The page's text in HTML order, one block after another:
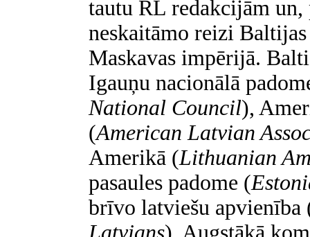
tautu RL redakcijām
neskaitāmo reizi
Maskavas impērijā.
Igauņu nacionālā
National Council),
(American Latvian
Amerikā (Lithuanian
pasaules padome (
brīvo latviešu apvienība